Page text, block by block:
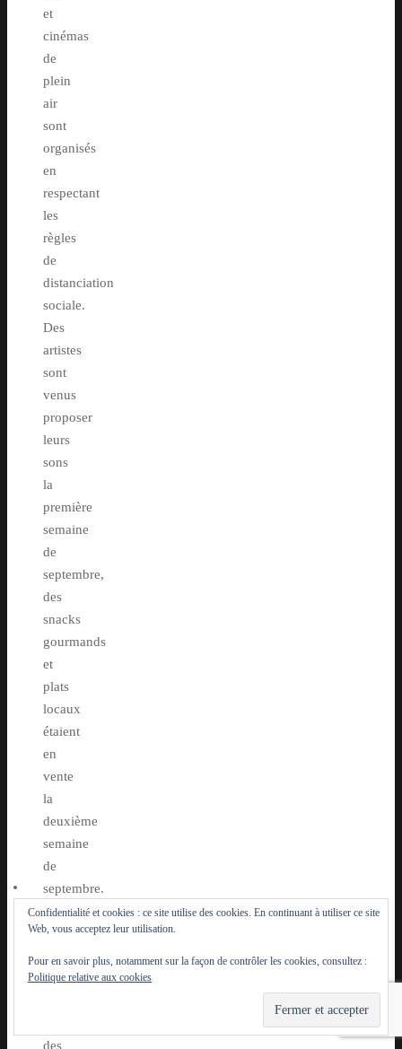
et
cinémas
de
plein
air
sont
organisés
en
respectant
les
règles
de
distanciation
sociale.
Des
artistes
sont
venus
proposer
leurs
sons
la
première
semaine
de
septembre,
des
snacks
gourmands
et
plats
locaux
étaient
en
vente
la
deuxième
semaine
de
septembre.
Pour
la
troisième
semaine
des
Confidentialité et cookies : ce site utilise des cookies. En continuant à utiliser ce site
Web, vous acceptez leur utilisation.
Pour en savoir plus, notamment sur la façon de contrôler les cookies, consultez :
Politique relative aux cookies